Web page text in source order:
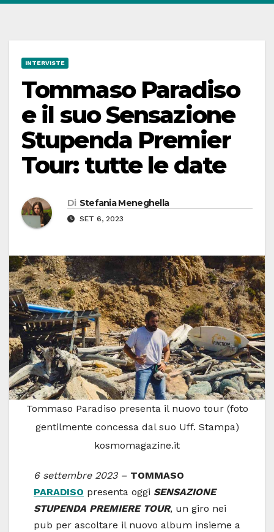
INTERVISTE
Tommaso Paradiso
e il suo Sensazione
Stupenda Premier
Tour: tutte le date
Di Stefania Meneghella
SET 6, 2023
Tommaso Paradiso presenta il nuovo tour (foto
gentilmente concessa dal suo Uff. Stampa)
kosmomagazine.it
6 settembre 2023 – TOMMASO
PARADISO presenta oggi SENSAZIONE
STUPENDA PREMIERE TOUR, un giro nei
pub per ascoltare il nuovo album insieme a